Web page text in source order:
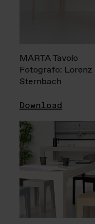
MARTA Tavolo
Fotografo: Lorenz
Sternbach
Download